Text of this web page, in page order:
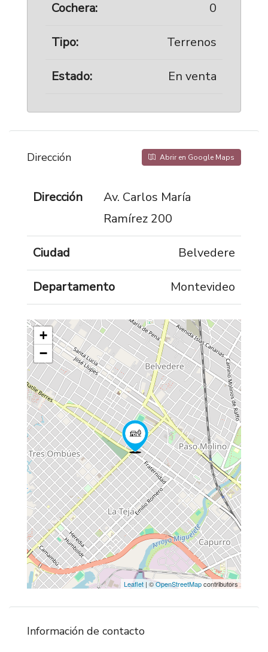
Cochera: 0
Tipo: Terrenos
Estado: En venta
Dirección Abrir en Google Maps
Dirección
Av. Carlos María
Ramírez 200
Ciudad Belvedere
Departamento Montevideo
+
−
Leaflet | ©OpenStreetMapcontributors
Información de contacto